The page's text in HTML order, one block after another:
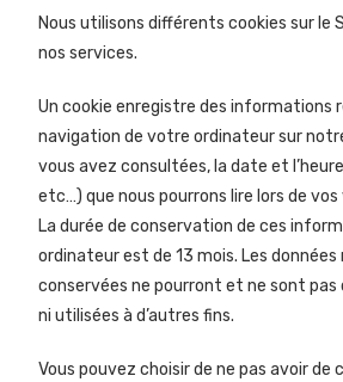
Nous utilisons différents cookies sur le
nos services.
Un cookie enregistre des informations
navigation de votre ordinateur sur
vous avez consultées, la date et
etc…) que nous pourrons lire lors de
La durée de conservation de ces
ordinateur est de 13 mois. Les
conservées ne pourront et ne sont pas
ni utilisées à d’autres fins.
Vous pouvez choisir de ne pas avoir de